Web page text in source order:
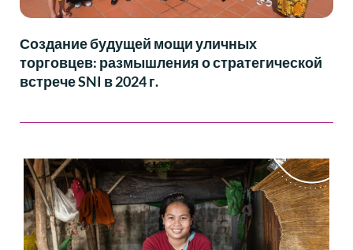
Создание будущей мощи уличных
торговцев: размышления о стратегической
встрече SNI в 2024 г.